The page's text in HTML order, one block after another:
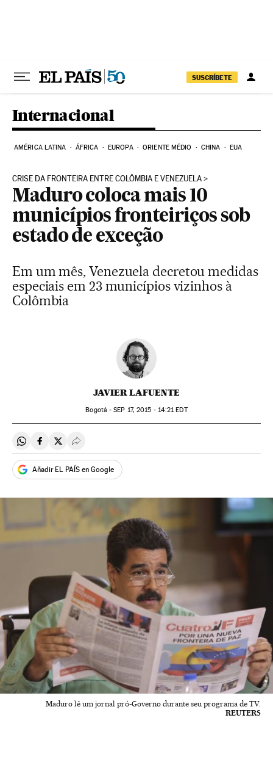
SUSCRÍBETE
Internacional
AMÉRICA LATINA ÁFRICA EUROPA ORIENTE MÉDIO CHINA EUA
CRISE DA FRONTEIRA ENTRE COLÔMBIA E VENEZUELA
Maduro coloca mais 10
municípios fronteiriços sob
estado de exceção
Em um mês, Venezuela decretou medidas
especiais em 23 municípios vizinhos à
Colômbia
JAVIER LAFUENTE
Bogotá -SEP 17, 2015 - 14:21EDT
Compartir en Whatsapp
Compartir en Facebook
Compartir en Twitter
Desplegar Redes Sociales
Añadir EL PAÍS en Google
Maduro lê um jornal pró-Governo durante seu programa de TV.
REUTERS